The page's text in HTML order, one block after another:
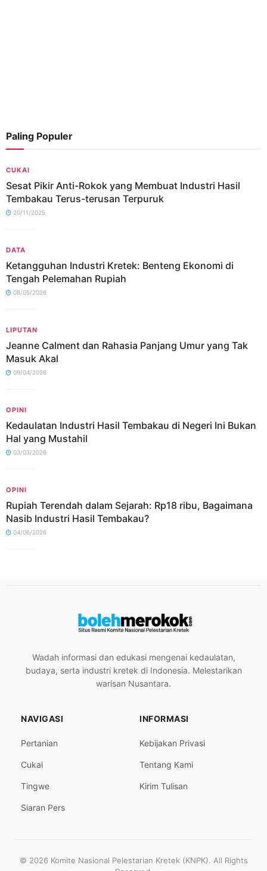
Paling Populer
CUKAI
Sesat Pikir Anti-Rokok yang Membuat Industri Hasil
Tembakau Terus-terusan Terpuruk
20/11/2025
DATA
Ketangguhan Industri Kretek: Benteng Ekonomi di
Tengah Pelemahan Rupiah
08/05/2026
LIPUTAN
Jeanne Calment dan Rahasia Panjang Umur yang Tak
Masuk Akal
09/04/2026
OPINI
Kedaulatan Industri Hasil Tembakau di Negeri Ini Bukan
Hal yang Mustahil
03/03/2026
OPINI
Rupiah Terendah dalam Sejarah: Rp18 ribu, Bagaimana
Nasib Industri Hasil Tembakau?
04/06/2026
Wadah informasi dan edukasi mengenai kedaulatan,
budaya, serta industri kretek di Indonesia. Melestarikan
warisan Nusantara.
NAVIGASI
Pertanian
Cukai
Tingwe
Siaran Pers
INFORMASI
Kebijakan Privasi
Tentang Kami
Kirim Tulisan
© 2026 Komite Nasional Pelestarian Kretek (KNPK). All Rights